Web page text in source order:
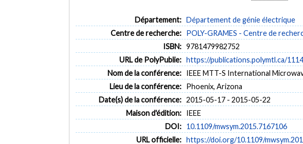
Département: Département de génie électrique
Centre de recherche: POLY-GRAMES - Centre de
ISBN: 9781479982752
URL de PolyPublie: https://publications.polymtl.ca/
Nom de la conférence: IEEE MTT-S International
Lieu de la conférence: Phoenix, Arizona
Date(s) de la conférence: 2015-05-17 - 2015-05-22
Maison d'édition: IEEE
DOI: 10.1109/mwsym.2015.7167106
URL officielle: https://doi.org/10.1109/